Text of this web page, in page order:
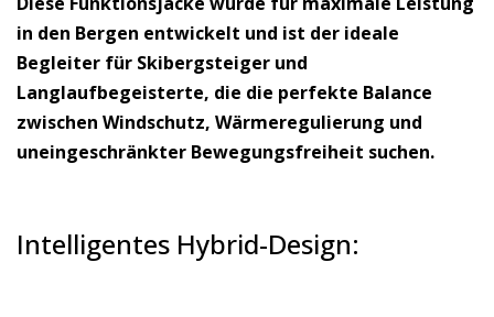
in den Bergen entwickelt und ist der ideale
Begleiter für Skibergsteiger und
Langlaufbegeisterte, die die perfekte Balance
zwischen Windschutz, Wärmeregulierung und
uneingeschränkter Bewegungsfreiheit suchen.
Intelligentes Hybrid-Design: